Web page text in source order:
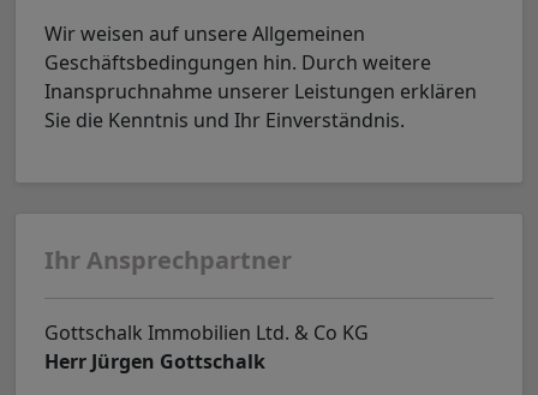
Wir weisen auf unsere Allgemeinen
Geschäftsbedingungen hin. Durch weitere
Inanspruchnahme unserer Leistungen erklären
Sie die Kenntnis und Ihr Einverständnis.
Ihr Ansprechpartner
Gottschalk Immobilien Ltd. & Co KG
Herr Jürgen Gottschalk